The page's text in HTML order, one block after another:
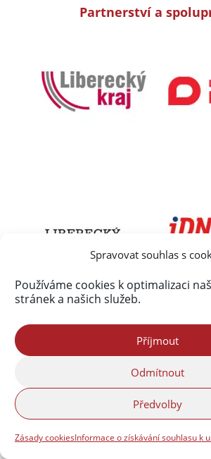
Spravovat souhlas s
Používáme cookies k optimalizaci
stránek a našich služeb.
Příjmout
Odmítnout
Předvolby
Zásady cookiesInformace o získávání souhlasu k
Partnerství a